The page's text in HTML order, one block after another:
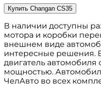
Купить Changan CS35
В наличии доступны
мотора и коробки
внешнем виде
интересные решения.
двигатель автомобиля
мощностью.
ЧелАвто во всех